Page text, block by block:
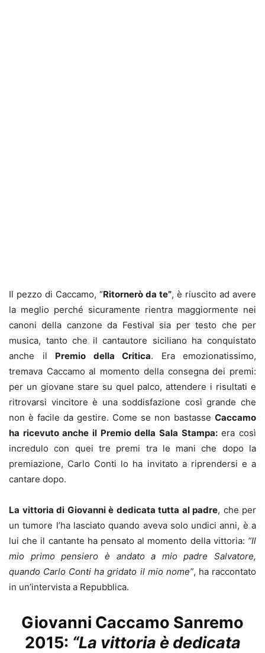
Il pezzo di Caccamo, “Ritornerò da te”, è riuscito ad avere
la meglio perché sicuramente rientra maggiormente nei
canoni della canzone da Festival sia per testo che per
musica, tanto che il cantautore siciliano ha conquistato
anche il Premio della Critica. Era emozionatissimo,
tremava Caccamo al momento della consegna dei premi:
per un giovane stare su quel palco, attendere i risultati e
ritrovarsi vincitore è una soddisfazione così grande che
non è facile da gestire. Come se non bastasse Caccamo
ha ricevuto anche il Premio della Sala Stampa:era così
incredulo con quei tre premi tra le mani che dopo la
premiazione, Carlo Conti lo ha invitato a riprendersi e a
cantare dopo.
La vittoria di Giovanni è dedicata tutta al padre, che per
un tumore l’ha lasciato quando aveva solo undici anni, è a
lui che il cantante ha pensato al momento della vittoria: “Il
mio primo pensiero è andato a mio padre Salvatore,
quando Carlo Conti ha gridato il mio nome”, ha raccontato
in un’intervista a Repubblica.
Giovanni Caccamo Sanremo
2015: “La vittoria è dedicata